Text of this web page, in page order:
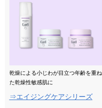
乾燥による小じわが目立つ年齢を重ね
た乾燥性敏感肌に
⇒エイジングケアシリーズ